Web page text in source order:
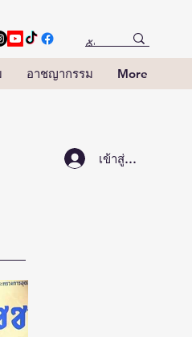
อาชญากรรม More
เข้าสู่ระบบ